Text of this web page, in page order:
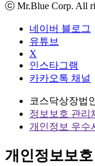
ⓒ Mr.Blue Corp. All
네이버 블로그
유튜브
X
인스타그램
카카오톡 채널
코스닥상장법
정보보호 관리
개인정보 우수
개인정보보